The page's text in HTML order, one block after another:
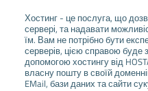
Хостинг - це послуга, що
сервері, та надавати
їм. Вам не потрібно бути
серверів, цією справою буде
допомогою хостингу від
власну пошту в своїй
EMail, бази даних та сайти